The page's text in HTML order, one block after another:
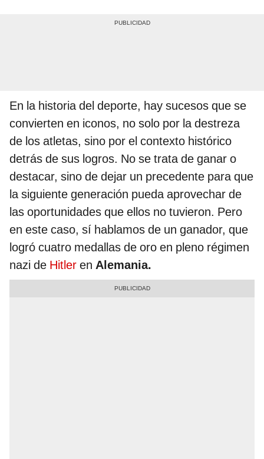
En la historia del deporte, hay sucesos que se
convierten en iconos, no solo por la destreza
de los atletas, sino por el contexto histórico
detrás de sus logros. No se trata de ganar o
destacar, sino de dejar un precedente para que
la siguiente generación pueda aprovechar de
las oportunidades que ellos no tuvieron. Pero
en este caso, sí hablamos de un ganador, que
logró cuatro medallas de oro en pleno régimen
nazi de Hitler en Alemania.